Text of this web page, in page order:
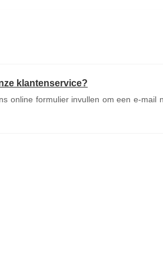
klantenservice?
online formulier invullen om een e-mail